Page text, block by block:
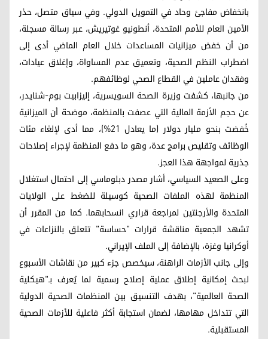
بانخفاض مفاجئ وحاد في التمويل الدولي. وفي سياق متصل، حذر
الأمين العام للأمم المتحدة، أنطونيو غوتيريش، عبر رسالة مسجلة،
من أن خفض ميزانيات المساعدات خلال العام الماضي أدى إلى
اضطراب النظم الصحية، وتعميق عدم المساواة، وإغلاق عيادات،
وفقدان عاملين في القطاع الصحي لوظائفهم.
من جانبها، كشفت وزيرة الصحة السويسرية، إليزابيت بوم-شنايدر،
عن حجم الأزمة المالية التي عصفت بالمنظمة، موضحة أن الميزانية
خُفضت بنحو مليار دولار (ما يعادل 21%)، مما أدى لإلغاء مئات
الوظائف وتقليص برامج عدة، وهو ما دفع المنظمة لإجراء إصلاحات
جذرية لمواجهة هذا العجز.
وعلى الصعيد السياسي، أشار مصدر دبلوماسي إلى احتمال استغلال
المنظمة لهذه الملفات الصحية كوسيلة للضغط على الولايات
المتحدة والأرجنتين لمراجعة قراري انسحابهما. كما من المقرر أن
تشهد الجمعية مناقشة قرارات "حساسة" تتعلق بالنزاعات في
أوكرانيا وغزة، بالإضافة إلى الملف الإيراني.
وإلى جانب الأزمات الراهنة، سيخصص جزء كبير من نقاشات الأسبوع
لبحث إمكانية إطلاق عملية إصلاح رسمية لما يُعرف بـ"هيكلية
الصحة العالمية"، بهدف التنسيق بين المنظمات الصحية الدولية
التي تتداخل مهامها، لضمان استجابة أكثر فاعلية للأزمات الصحية
المستقبلية.